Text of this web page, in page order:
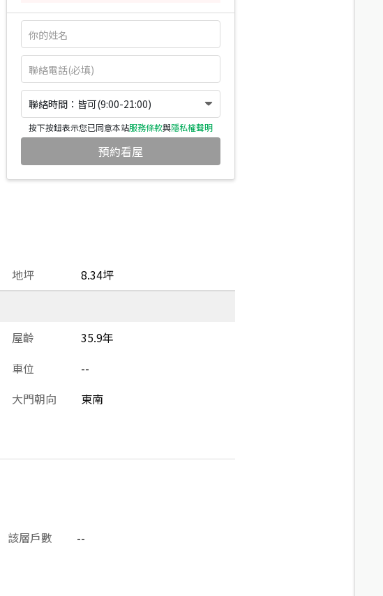
聯絡時間：皆可(9:00-21:00)
按下按鈕表示您已同意本站服務條款與隱私權聲明
預約看屋
地坪
8.34坪
屋齡
35.9年
車位
--
大門朝向
東南
該層戶數
--